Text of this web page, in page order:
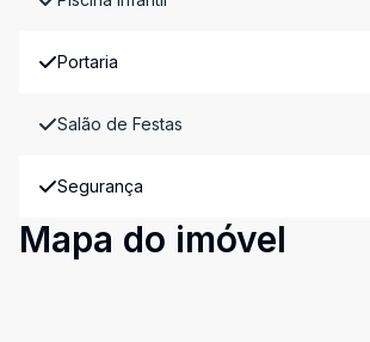
Portaria
Salão de Festas
Segurança
Mapa do imóvel